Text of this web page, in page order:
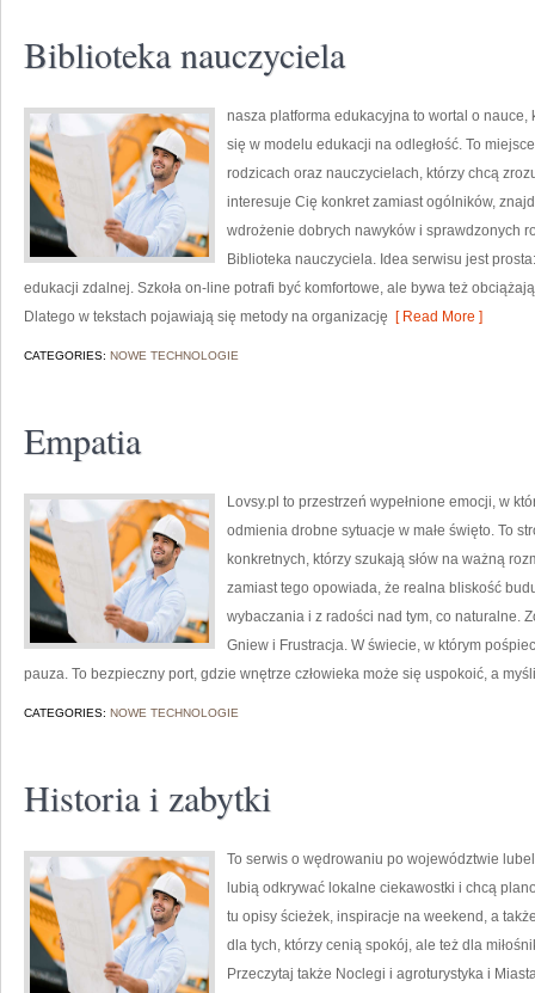
Biblioteka nauczyciela
nasza platforma edukacyjna to wortal o
się w modelu edukacji na odległość. To
rodzicach oraz nauczycielach, którzy chcą
interesuje Cię konkret zamiast ogólników,
wdrożenie dobrych nawyków i sprawdzonych
Biblioteka nauczyciela. Idea serwisu jest
edukacji zdalnej. Szkoła on-line potrafi być komfortowe, ale bywa też
Dlatego w tekstach pojawiają się metody na organizację [ Read More ]
CATEGORIES: NOWE TECHNOLOGIE
Empatia
Lovsy.pl to przestrzeń wypełnione emocji, w
odmienia drobne sytuacje w małe święto. To
konkretnych, którzy szukają słów na ważną
zamiast tego opowiada, że realna bliskość
wybaczania i z radości nad tym, co naturalne.
Gniew i Frustracja. W świecie, w którym
pauza. To bezpieczny port, gdzie wnętrze człowieka może się uspokoić, a
CATEGORIES: NOWE TECHNOLOGIE
Historia i zabytki
To serwis o wędrowaniu po województwie
lubią odkrywać lokalne ciekawostki i chcą
tu opisy ścieżek, inspiracje na weekend, a
dla tych, którzy cenią spokój, ale też dla
Przeczytaj także Noclegi i agroturystyka i